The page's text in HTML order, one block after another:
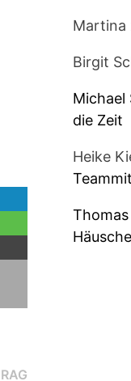
Nächster
Martina
Birgit
Michael
die Zeit
Heike